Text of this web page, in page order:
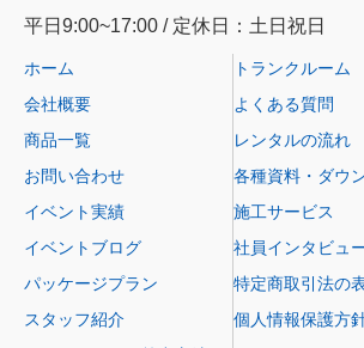
平日9:00~17:00 / 定休日：土日祝日
ホーム
会社概要
商品一覧
お問い合わせ
イベント実績
イベントブログ
パッケージプラン
スタッフ紹介
トランクルーム
よくある質問
レンタルの流れ
各種資料・ダウ
施工サービス
社員インタビュ
特定商取引法の
個人情報保護方